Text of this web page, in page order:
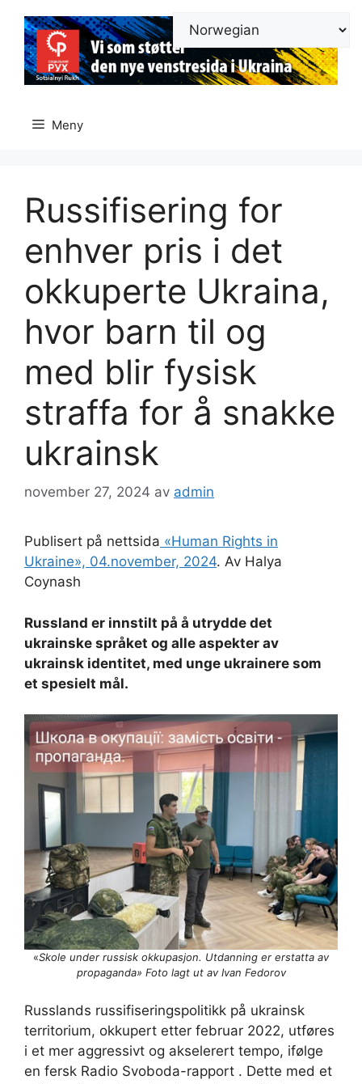
innhold
Meny
Russifisering for
enhver pris i det
okkuperte Ukraina,
hvor barn til og
med blir fysisk
straffa for å snakke
ukrainsk
november 27, 2024 av admin
Publisert på nettsida «Human Rights in
Ukraine», 04.november, 2024. Av Halya
Coynash
Russland er innstilt på å utrydde det
ukrainske språket og alle aspekter av
ukrainsk identitet, med unge ukrainere som
et spesielt mål.
«Skole under russisk okkupasjon. Utdanning er erstatta av
propaganda» Foto lagt ut av Ivan Fedorov
Russlands russifiseringspolitikk på ukrainsk
territorium, okkupert etter februar 2022, utføres
i et mer aggressivt og akselerert tempo, ifølge
en fersk Radio Svoboda-rapport . Dette med et